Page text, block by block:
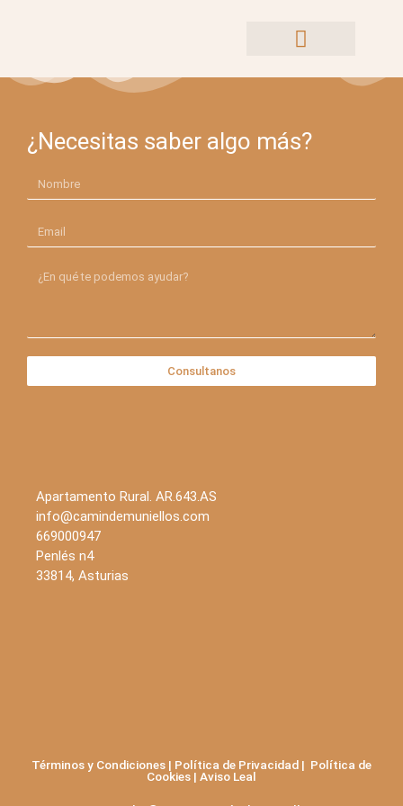
¿Necesitas saber algo más?
Nombre
Email
mensaje
Consultanos
Apartamento Rural. AR.643.AS
info@camindemuniellos.com
669000947
Penlés n4
33814, Asturias
Términos y Condiciones | Política de Privacidad | Política de
Cookies | Aviso Leal